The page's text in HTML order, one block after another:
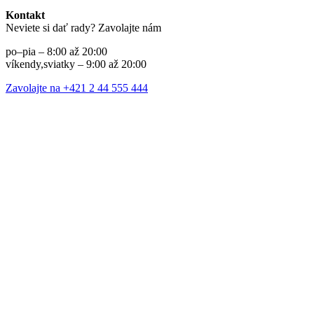
Kontakt
Neviete si dať rady? Zavolajte nám
po–pia – 8:00 až 20:00
víkendy,sviatky – 9:00 až 20:00
Zavolajte na +421 2 44 555 444